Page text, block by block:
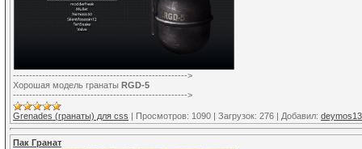
------------------------------------------------------>
Хорошая модель гранаты RGD-5
------------------------------------------------------>
Grenades (гранаты) для css | Просмотров: 1090 | Загрузок: 276 | Добавил: deymos13
Пак Гранат